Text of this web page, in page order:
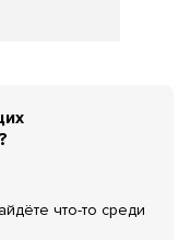
что-то среди